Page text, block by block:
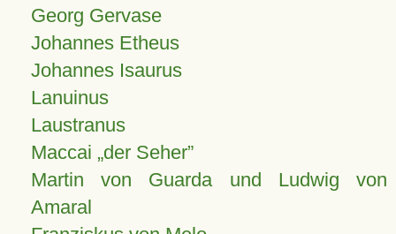
Georg Gervase
Johannes Etheus
Johannes Isaurus
Lanuinus
Laustranus
Maccai „der Seher”
Martin von Guarda und Ludwig von
Amaral